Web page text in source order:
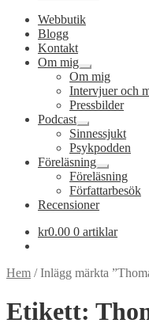
Webbutik
Blogg
Kontakt
Om mig
Expandera
undermeny
Om mig
Intervjuer och
Pressbilder
Podcast
Expandera
undermeny
Sinnessjukt
Psykpodden
Föreläsning
Expandera
undermeny
Föreläsning
Författarbesök
Recensioner
kr0.00 0 artiklar
Hem /Inlägg märkta
Etikett: